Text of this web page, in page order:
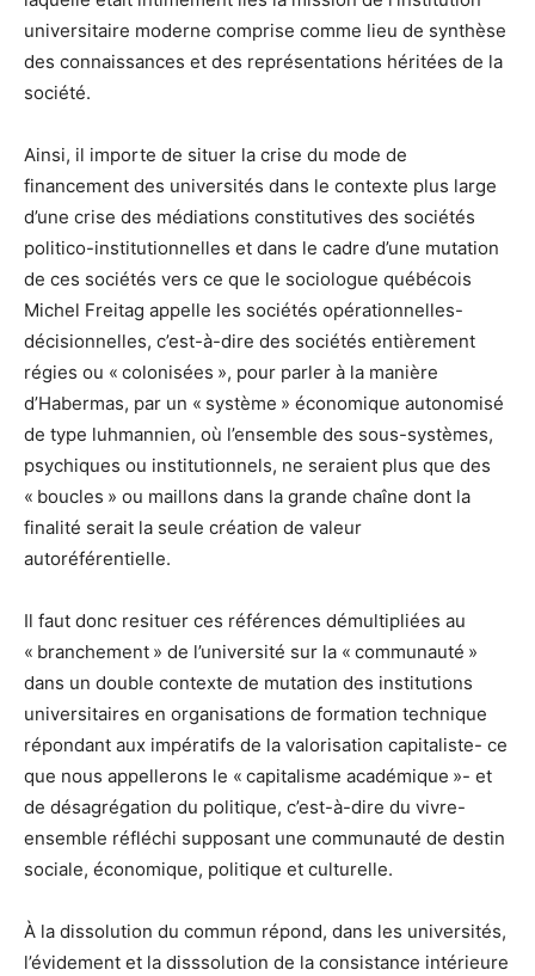
universitaire moderne comprise comme lieu de synthèse
des connaissances et des représentations héritées de la
société.
Ainsi, il importe de situer la crise du mode de
financement des universités dans le contexte plus large
d’une crise des médiations constitutives des sociétés
politico-institutionnelles et dans le cadre d’une mutation
de ces sociétés vers ce que le sociologue québécois
Michel Freitag appelle les sociétés opérationnelles-
décisionnelles, c’est-à-dire des sociétés entièrement
régies ou « colonisées », pour parler à la manière
d’Habermas, par un « système » économique autonomisé
de type luhmannien, où l’ensemble des sous-systèmes,
psychiques ou institutionnels, ne seraient plus que des
« boucles » ou maillons dans la grande chaîne dont la
finalité serait la seule création de valeur
autoréférentielle.
Il faut donc resituer ces références démultipliées au
« branchement » de l’université sur la « communauté »
dans un double contexte de mutation des institutions
universitaires en organisations de formation technique
répondant aux impératifs de la valorisation capitaliste- ce
que nous appellerons le « capitalisme académique »- et
de désagrégation du politique, c’est-à-dire du vivre-
ensemble réfléchi supposant une communauté de destin
sociale, économique, politique et culturelle.
À la dissolution du commun répond, dans les universités,
l’évidement et la disssolution de la consistance intérieure